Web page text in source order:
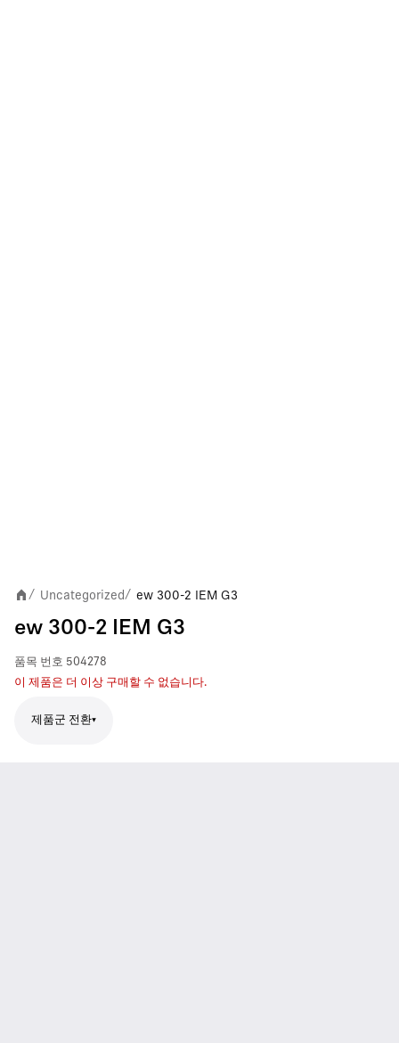
/ Uncategorized/ ew 300-2 IEM G3
ew 300-2 IEM G3
품목 번호 504278
이 제품은 더 이상 구매할 수 없습니다.
제품군 전환